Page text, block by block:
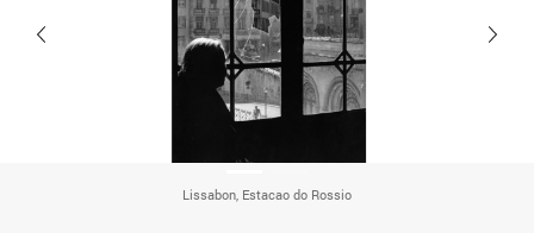
Lissabon, Estacao do Rossio